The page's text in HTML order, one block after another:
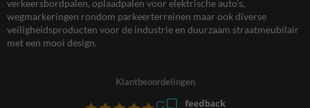
verkeersbordpalen, oplaadpalen voor elektrische auto’s,
wegmarkeringen rondom parkeerterreinen maar ook diverse
veiligheidsproducten voor de industrie en duurzaam straatmeubilair
met een mooi design.
Klantbeoordelingen